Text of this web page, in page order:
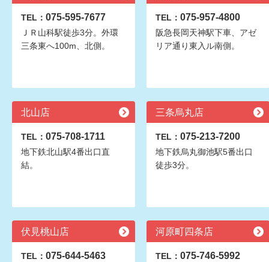
TEL： 075-595-7677
ＪＲ山科駅徒歩3分。外環
三条東へ100m、北側。
TEL： 075-957-4800
阪急長岡天神駅下車、アゼ
リア通り東入ル南側。
北山店
TEL： 075-708-1711
地下鉄北山駅4番出口直
結。
三条烏丸店
TEL： 075-213-7200
地下鉄烏丸御池駅5番出口
徒歩3分。
伏見桃山店
TEL： 075-644-5463
河原町四条店
TEL： 075-746-5992